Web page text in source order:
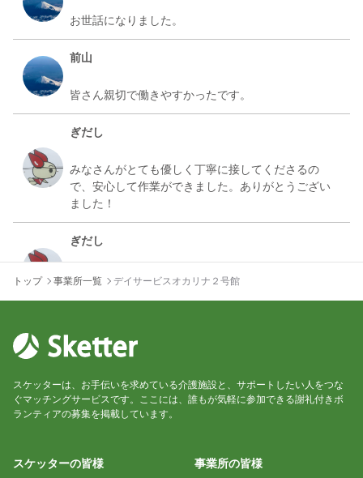
前山
ぎだし
みなさんがとても優しく丁寧に接してくださるの
で、安心して作業ができました。ありがとうござい
ぎだし
何度も声をかけていただいたおかげで、とても安心
らないところがありましたら、遠慮なくおっしゃっ
トップ 事業所一覧 デイサービスオカリナ２号館
スケッターは、お手伝いを求めている介護施設と、サポートしたい人をつな
ぐマッチングサービスです。ここには、誰もが気軽に参加できる謝礼付きボ
ランティアの募集を掲載しています。
スケッターの皆様
事業所の皆様